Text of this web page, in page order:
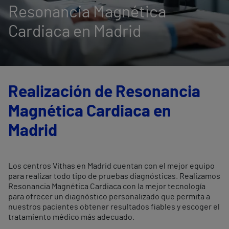
Resonancia Magnética
Cardiaca en Madrid
Realización de Resonancia
Magnética Cardiaca en
Madrid
Los centros Vithas en Madrid cuentan con el mejor equipo
para realizar todo tipo de pruebas diagnósticas. Realizamos
Resonancia Magnética Cardiaca con la mejor tecnología
para ofrecer un diagnóstico personalizado que permita a
nuestros pacientes obtener resultados fiables y escoger el
tratamiento médico más adecuado.